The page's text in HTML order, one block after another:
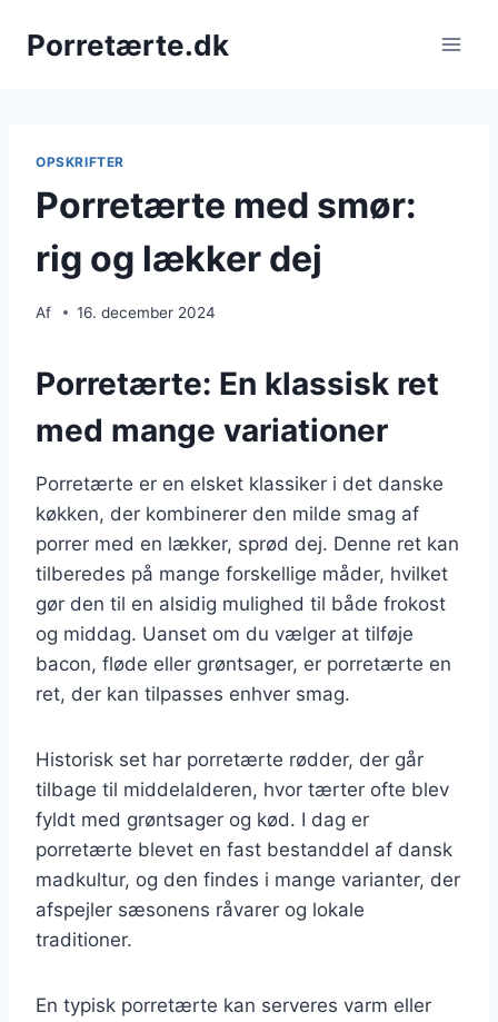
Porretærte.dk
OPSKRIFTER
Porretærte med smør:
rig og lækker dej
Af 16. december 2024
Porretærte: En klassisk ret
med mange variationer
Porretærte er en elsket klassiker i det danske
køkken, der kombinerer den milde smag af
porrer med en lækker, sprød dej. Denne ret kan
tilberedes på mange forskellige måder, hvilket
gør den til en alsidig mulighed til både frokost
og middag. Uanset om du vælger at tilføje
bacon, fløde eller grøntsager, er porretærte en
ret, der kan tilpasses enhver smag.
Historisk set har porretærte rødder, der går
tilbage til middelalderen, hvor tærter ofte blev
fyldt med grøntsager og kød. I dag er
porretærte blevet en fast bestanddel af dansk
madkultur, og den findes i mange varianter, der
afspejler sæsonens råvarer og lokale
traditioner.
En typisk porretærte kan serveres varm eller